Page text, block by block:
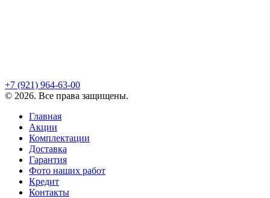
+7 (921) 964-63-00
© 2026. Все права защищены.
Главная
Акции
Комплектации
Доставка
Гарантия
Фото наших работ
Кредит
Контакты